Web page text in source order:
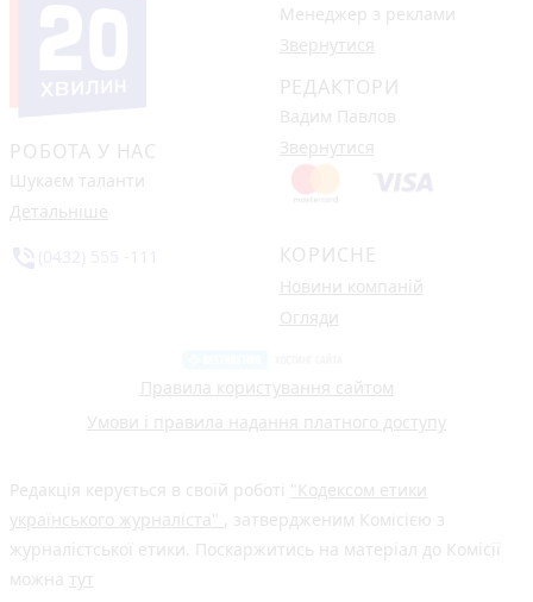
РОБОТА У НАС
Шукаєм таланти
Детальніше
Менеджер з реклами
Звернутися
РЕДАКТОРИ
Вадим Павлов
Звернутися
КОРИСНЕ
Новини компаній
Огляди
Правила користування сайтом
Умови і правила надання платного доступу
Редакція керується в своїй роботі "Кодексом етики
українського журналіста" , затвердженим Комісією з
журналістської етики. Поскаржитись на матеріал до Комісії
можна тут